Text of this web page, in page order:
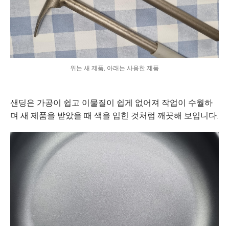
위는 새 제품, 아래는 사용한 제품
샌딩은 가공이 쉽고 이물질이 쉽게 없어져 작업이 수월하
며 새 제품을 받았을 때 색을 입힌 것처럼 깨끗해 보입니다.